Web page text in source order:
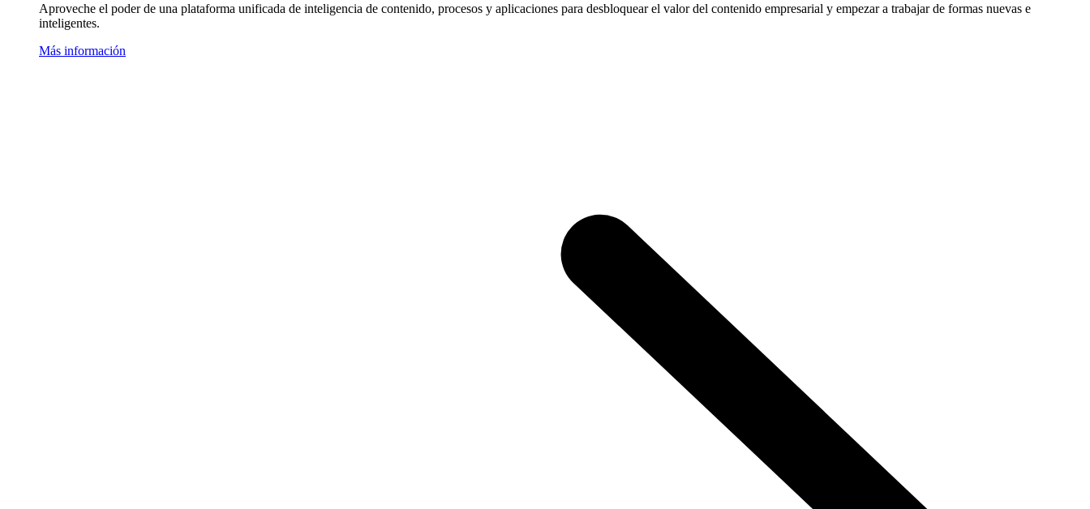
Aproveche el poder de una plataforma unificada de inteligencia de contenido, procesos y aplicaciones para desbloquear el valor del contenido empresarial y empezar a trabajar de formas nuevas e
inteligentes.
Más información